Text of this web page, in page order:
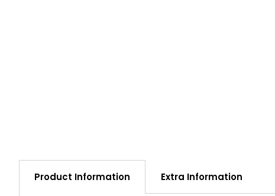
Product Information Extra Information